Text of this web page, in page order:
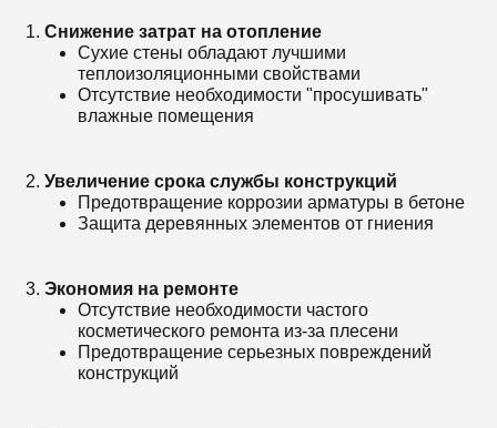
Снижение затрат на отопление
Сухие стены обладают лучшими
теплоизоляционными свойствами
Отсутствие необходимости "просушивать"
влажные помещения
Увеличение срока службы конструкций
Предотвращение коррозии арматуры в бетоне
Защита деревянных элементов от гниения
Экономия на ремонте
Отсутствие необходимости частого
косметического ремонта из-за плесени
Предотвращение серьезных повреждений
конструкций